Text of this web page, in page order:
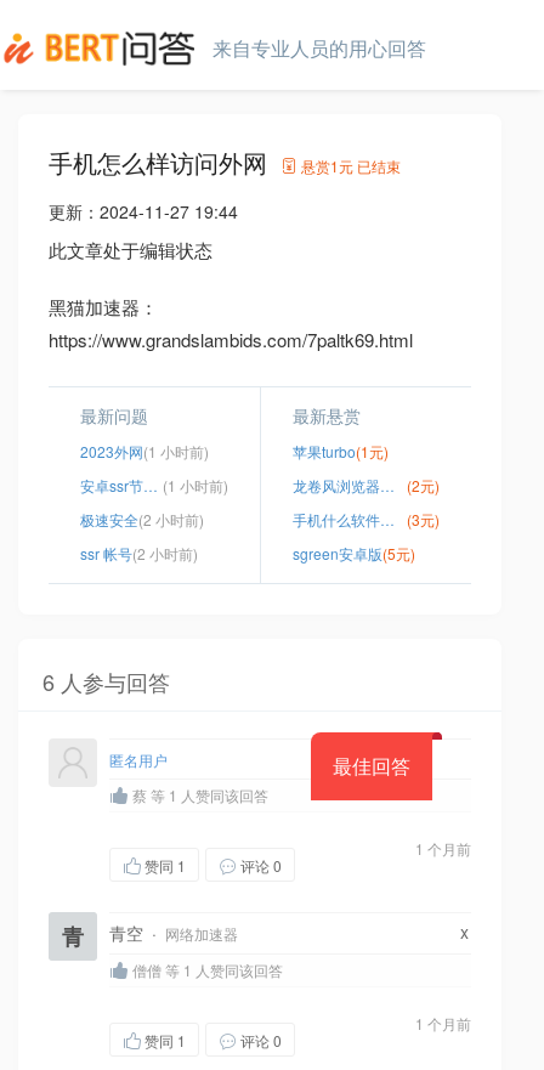
来自专业人员的用心回答
手机怎么样访问外网 悬赏1元 已结束
更新： 2024-11-27 19:44
此文章处于编辑状态
黑猫加速器：
https://www.grandslambids.com/7paltk69.html
最新问题
2023外网(1 小时前)
安卓ssr节点购买 (1 小时前)
极速安全(2 小时前)
ssr 帐号(2 小时前)
最新悬赏
苹果turbo(1元)
龙卷风浏览器安全
(2元)
手机什么软件可以连接外国网络
(3元)
sgreen安卓版(5元)
6 人参与回答
最佳回答
匿名用户
蔡 等 1 人赞同该回答
1 个月前
赞同 1 评论 0
青 青空 · 网络加速器 x
僧僧 等 1 人赞同该回答
1 个月前
赞同 1 评论 0